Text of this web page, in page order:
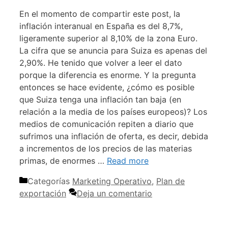
En el momento de compartir este post, la
inflación interanual en España es del 8,7%,
ligeramente superior al 8,10% de la zona Euro.
La cifra que se anuncia para Suiza es apenas del
2,90%. He tenido que volver a leer el dato
porque la diferencia es enorme. Y la pregunta
entonces se hace evidente, ¿cómo es posible
que Suiza tenga una inflación tan baja (en
relación a la media de los países europeos)? Los
medios de comunicación repiten a diario que
sufrimos una inflación de oferta, es decir, debida
a incrementos de los precios de las materias
primas, de enormes … Read more
Categorías Marketing Operativo, Plan de
exportación
Deja un comentario